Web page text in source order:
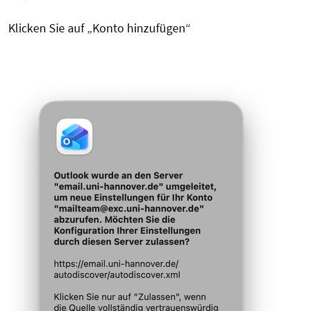
Klicken Sie auf „Konto hinzufügen“